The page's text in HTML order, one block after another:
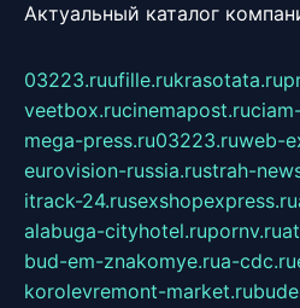
Актуальный каталог
03223.ruufille.rukrasotata.ru
veetbox.rucinemapost.ru
mega-press.ru03223.ruweb-
eurovision-russia.rustrah-
itrack-24.rusexshopexpress.ru
alabuga-cityhotel.rupornv.ru
bud-em-znakomye.rua-cdc.ru
korolevremont-market.ru